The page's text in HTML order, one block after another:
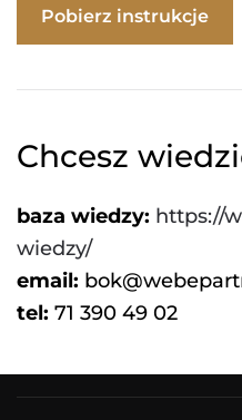
Pobierz instrukcje
Chcesz
baza wiedzy: https://
wiedzy/
email:
tel: 71 390 49 02